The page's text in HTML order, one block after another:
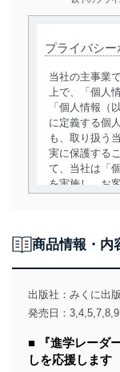
プライバシー
当社の主事業
上で、「個人
「個人情報（
に定義する個
も、取り扱う
実に保護する
て、当社は「
を実施し、お
用目的を明確
達成に必要な
得・利用・提
個人情報は、
供・開示は行
みを確実にす
ます。また、
商品情報・内
出版社： みくに出版
発売日：
■ 『進学レーダ
しを応援します